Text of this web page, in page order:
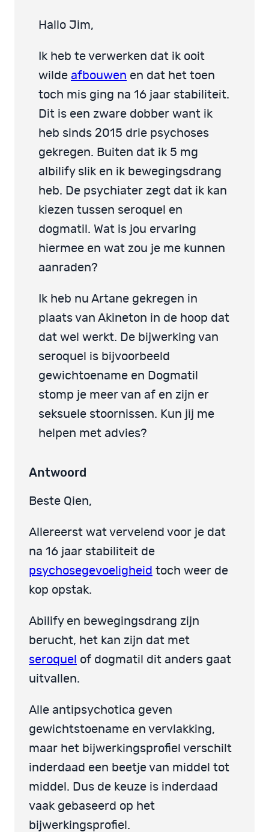
Hallo Jim,
Ik heb te verwerken dat ik ooit
wilde afbouwen en dat het toen
toch mis ging na 16 jaar stabiliteit.
Dit is een zware dobber want ik
heb sinds 2015 drie psychoses
gekregen. Buiten dat ik 5 mg
albilify slik en ik bewegingsdrang
heb. De psychiater zegt dat ik kan
kiezen tussen seroquel en
dogmatil. Wat is jou ervaring
hiermee en wat zou je me kunnen
aanraden?
Ik heb nu Artane gekregen in
plaats van Akineton in de hoop dat
dat wel werkt. De bijwerking van
seroquel is bijvoorbeeld
gewichtoename en Dogmatil
stomp je meer van af en zijn er
seksuele stoornissen. Kun jij me
helpen met advies?
Antwoord
Beste Qien,
Allereerst wat vervelend voor je dat
na 16 jaar stabiliteit de
psychosegevoeligheid toch weer de
kop opstak.
Abilify en bewegingsdrang zijn
berucht, het kan zijn dat met
seroquel of dogmatil dit anders gaat
uitvallen.
Alle antipsychotica geven
gewichtstoename en vervlakking,
maar het bijwerkingsprofiel verschilt
inderdaad een beetje van middel tot
middel. Dus de keuze is inderdaad
vaak gebaseerd op het
bijwerkingsprofiel.